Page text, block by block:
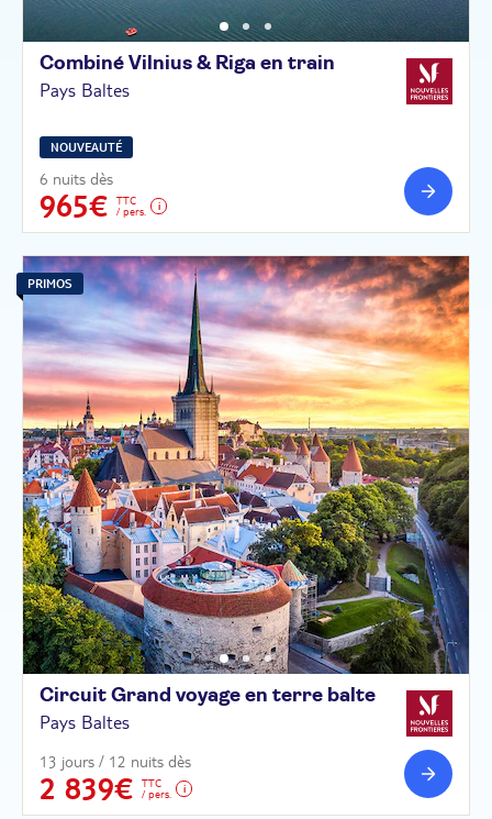
Combiné Vilnius & Riga en train
Pays Baltes
NOUVEAUTÉ
6 nuits dès
965€
TTC
/ pers.
PRIMOS
Circuit Grand voyage en terre balte
Pays Baltes
13 jours / 12 nuits dès
2 839€
TTC
/ pers.